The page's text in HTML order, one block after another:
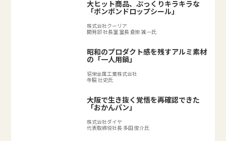
大ヒット商品、ぷっくりキラキラな
「ボンボンドロップシール」
株式会社クーリア
開発部 社長室 室長 倉掛 誠一氏
昭和のプロダクト感を残すアルミ素材
の「一人用鍋」
協栄金属工業株式会社
寺脇 壮史氏
大阪で生き抜く覚悟を再確認できた
「おかんパン」
株式会社ダイヤ
代表取締役社長 多田 俊介氏